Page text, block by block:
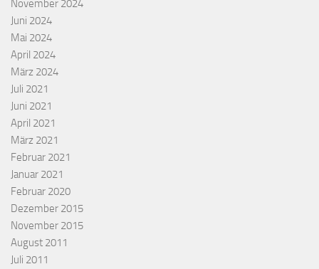
November 2024
Juni 2024
Mai 2024
April 2024
März 2024
Juli 2021
Juni 2021
April 2021
März 2021
Februar 2021
Januar 2021
Februar 2020
Dezember 2015
November 2015
August 2011
Juli 2011